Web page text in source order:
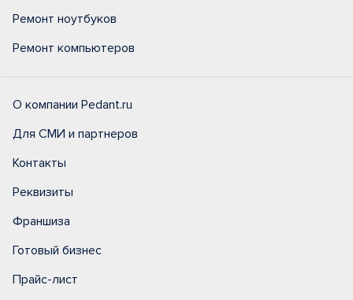
Ремонт ноутбуков
Ремонт компьютеров
О компании Pedant.ru
Для СМИ и партнеров
Контакты
Реквизиты
Франшиза
Готовый бизнес
Прайс-лист